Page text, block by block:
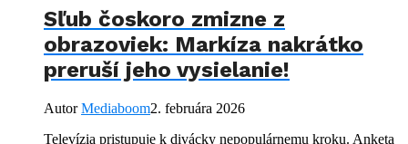
Sľub čoskoro zmizne z
obrazoviek: Markíza nakrátko
preruší jeho vysielanie!
AutorMediaboom2. februára 2026
Televízia pristupuje k divácky nepopulárnemu kroku. Anketa